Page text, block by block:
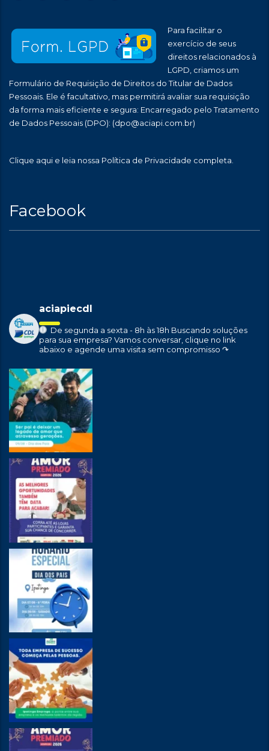
Para facilitar o
exercício de seus
direitos relacionados à
LGPD, criamos um
Formulário de Requisição de Direitos do Titular de Dados
Pessoais. Ele é facultativo, mas permitirá avaliar sua requisição
da forma mais eficiente e segura: Encarregado pelo Tratamento
de Dados Pessoais (DPO): (dpo@aciapi.com.br)
Clique aqui e leia nossa Política de Privacidade completa.
Facebook
aciapiecdl
De segunda a sexta - 8h às 18h Buscando soluções
para sua empresa? Vamos conversar, clique no link
abaixo e agende uma visita sem compromisso ↷